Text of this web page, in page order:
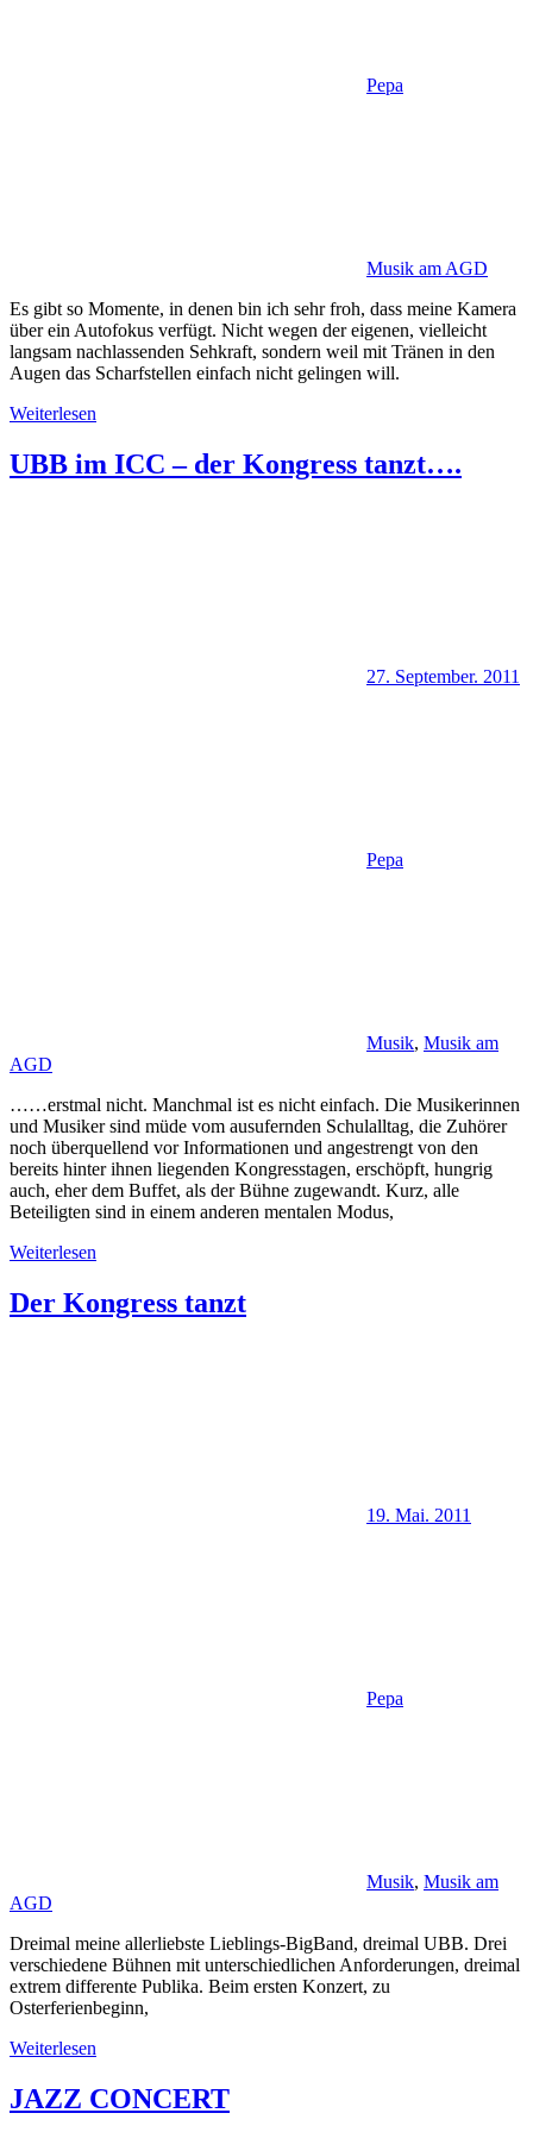
Pepa
Musik am AGD
Es gibt so Momente, in denen bin ich sehr froh, dass meine Kamera
über ein Autofokus verfügt. Nicht wegen der eigenen, vielleicht
langsam nachlassenden Sehkraft, sondern weil mit Tränen in den
Augen das Scharfstellen einfach nicht gelingen will.
Weiterlesen
UBB im ICC – der Kongress tanzt….
27. September. 2011
Pepa
Musik, Musik am
AGD
……erstmal nicht. Manchmal ist es nicht einfach. Die Musikerinnen
und Musiker sind müde vom ausufernden Schulalltag, die Zuhörer
noch überquellend vor Informationen und angestrengt von den
bereits hinter ihnen liegenden Kongresstagen, erschöpft, hungrig
auch, eher dem Buffet, als der Bühne zugewandt. Kurz, alle
Beteiligten sind in einem anderen mentalen Modus,
Weiterlesen
Der Kongress tanzt
19. Mai. 2011
Pepa
Musik, Musik am
AGD
Dreimal meine allerliebste Lieblings-BigBand, dreimal UBB. Drei
verschiedene Bühnen mit unterschiedlichen Anforderungen, dreimal
extrem differente Publika. Beim ersten Konzert, zu
Osterferienbeginn,
Weiterlesen
JAZZ CONCERT